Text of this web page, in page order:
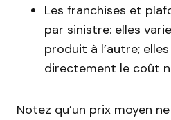
Les franchises et
par sinistre: elles
produit à l’autre;
directement le coût
Notez qu’un prix moyen